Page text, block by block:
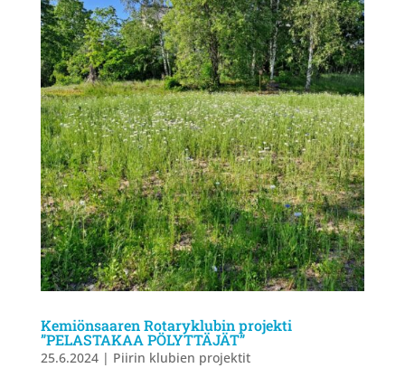
Kemiönsaaren Rotaryklubin projekti
”PELASTAKAA PÖLYTTÄJÄT”
25.6.2024| Piirin klubien projektit